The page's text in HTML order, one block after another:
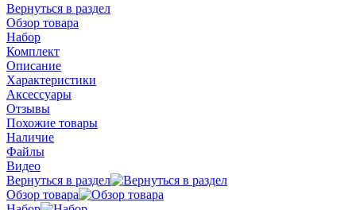
Вернуться в раздел
Обзор товара
Набор
Комплект
Описание
Характеристики
Аксессуары
Отзывы
Похожие товары
Наличие
Файлы
Видео
Вернуться в раздел
Обзор товара